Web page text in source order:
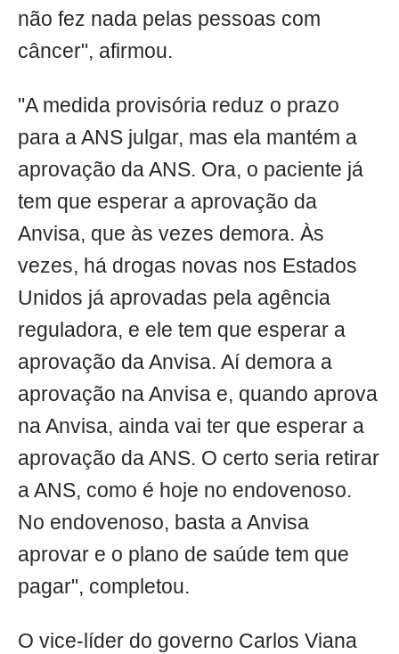
não fez nada pelas pessoas com
câncer", afirmou.
"A medida provisória reduz o prazo
para a ANS julgar, mas ela mantém a
aprovação da ANS. Ora, o paciente já
tem que esperar a aprovação da
Anvisa, que às vezes demora. Às
vezes, há drogas novas nos Estados
Unidos já aprovadas pela agência
reguladora, e ele tem que esperar a
aprovação da Anvisa. Aí demora a
aprovação na Anvisa e, quando aprova
na Anvisa, ainda vai ter que esperar a
aprovação da ANS. O certo seria retirar
a ANS, como é hoje no endovenoso.
No endovenoso, basta a Anvisa
aprovar e o plano de saúde tem que
pagar", completou.
O vice-líder do governo Carlos Viana